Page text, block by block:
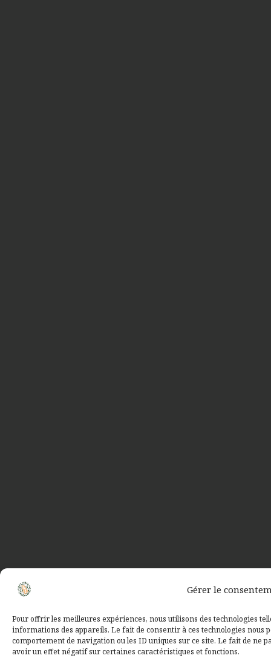
Gérer le
Pour offrir les meilleures expériences, nous utilisons des technologies
informations des appareils. Le fait de consentir à ces technologies nous
comportement de navigation ou les ID uniques sur ce site. Le fait de ne
avoir un effet négatif sur certaines caractéristiques et fonctions.